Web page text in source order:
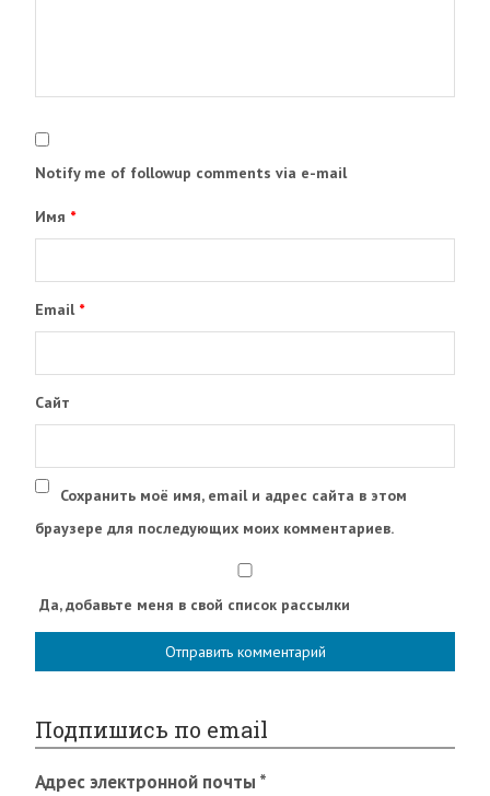
Notify me of followup comments via e-mail
Имя *
Email *
Сайт
Сохранить моё имя, email и адрес сайта в этом
браузере для последующих моих комментариев.
Да, добавьте меня в свой список рассылки
Подпишись по email
Адрес электронной почты *